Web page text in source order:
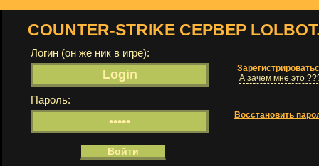
COUNTER-STRIKE СЕРВЕР
Логин (он же ник в игре):
А зачем мне это
Пароль:
Восстановить